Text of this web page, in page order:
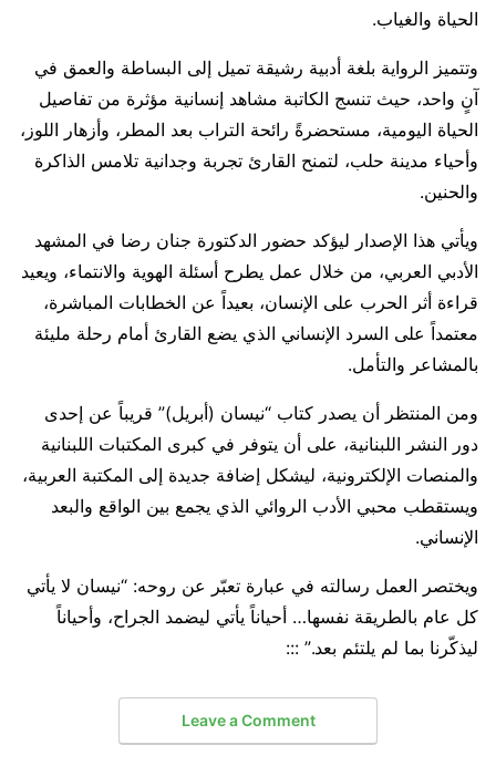
الحياة والغياب.
وتتميز الرواية بلغة أدبية رشيقة تميل إلى البساطة والعمق في
آنٍ واحد، حيث تنسج الكاتبة مشاهد إنسانية مؤثرة من تفاصيل
الحياة اليومية، مستحضرةً رائحة التراب بعد المطر، وأزهار اللوز،
وأحياء مدينة حلب، لتمنح القارئ تجربة وجدانية تلامس الذاكرة
والحنين.
ويأتي هذا الإصدار ليؤكد حضور الدكتورة جنان رضا في المشهد
الأدبي العربي، من خلال عمل يطرح أسئلة الهوية والانتماء، ويعيد
قراءة أثر الحرب على الإنسان، بعيداً عن الخطابات المباشرة،
معتمداً على السرد الإنساني الذي يضع القارئ أمام رحلة مليئة
بالمشاعر والتأمل.
ومن المنتظر أن يصدر كتاب “نيسان (أبريل)” قريباً عن إحدى
دور النشر اللبنانية، على أن يتوفر في كبرى المكتبات اللبنانية
والمنصات الإلكترونية، ليشكل إضافة جديدة إلى المكتبة العربية،
ويستقطب محبي الأدب الروائي الذي يجمع بين الواقع والبعد
الإنساني.
ويختصر العمل رسالته في عبارة تعبّر عن روحه: “نيسان لا يأتي
كل عام بالطريقة نفسها… أحياناً يأتي ليضمد الجراح، وأحياناً
ليذكّرنا بما لم يلتئم بعد.” :::
Leave a Comment